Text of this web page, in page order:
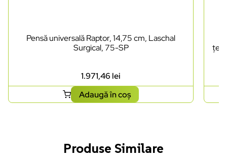
Pensă universală Raptor, 14,75 cm, Laschal
Surgical, 75-SP
1.971,46 lei
Adaugă în coș
Produse Similare